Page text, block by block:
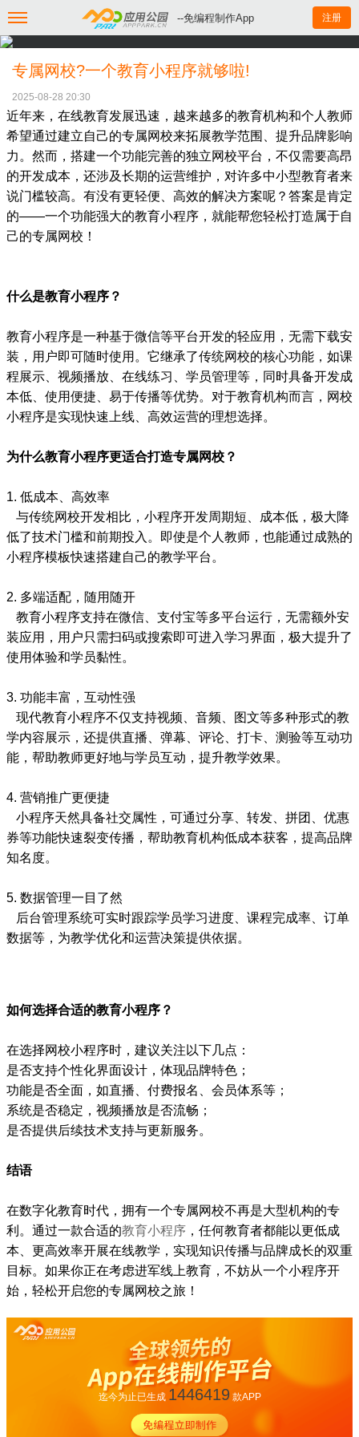
--免编程制作App 注册
专属网校?一个教育小程序就够啦!
2025-08-28 20:30
近年来，在线教育发展迅速，越来越多的教育机构和个人教师
希望通过建立自己的专属网校来拓展教学范围、提升品牌影响
力。然而，搭建一个功能完善的独立网校平台，不仅需要高昂
的开发成本，还涉及长期的运营维护，对许多中小型教育者来
说门槛较高。有没有更轻便、高效的解决方案呢？答案是肯定
的——一个功能强大的教育小程序，就能帮您轻松打造属于自
己的专属网校！
什么是教育小程序？
教育小程序是一种基于微信等平台开发的轻应用，无需下载安
装，用户即可随时使用。它继承了传统网校的核心功能，如课
程展示、视频播放、在线练习、学员管理等，同时具备开发成
本低、使用便捷、易于传播等优势。对于教育机构而言，网校
小程序是实现快速上线、高效运营的理想选择。
为什么教育小程序更适合打造专属网校？
1. 低成本、高效率
与传统网校开发相比，小程序开发周期短、成本低，极大降
低了技术门槛和前期投入。即使是个人教师，也能通过成熟的
小程序模板快速搭建自己的教学平台。
2. 多端适配，随用随开
教育小程序支持在微信、支付宝等多平台运行，无需额外安
装应用，用户只需扫码或搜索即可进入学习界面，极大提升了
使用体验和学员黏性。
3. 功能丰富，互动性强
现代教育小程序不仅支持视频、音频、图文等多种形式的教
学内容展示，还提供直播、弹幕、评论、打卡、测验等互动功
能，帮助教师更好地与学员互动，提升教学效果。
4. 营销推广更便捷
小程序天然具备社交属性，可通过分享、转发、拼团、优惠
券等功能快速裂变传播，帮助教育机构低成本获客，提高品牌
知名度。
5. 数据管理一目了然
后台管理系统可实时跟踪学员学习进度、课程完成率、订单
数据等，为教学优化和运营决策提供依据。
如何选择合适的教育小程序？
在选择网校小程序时，建议关注以下几点：
是否支持个性化界面设计，体现品牌特色；
功能是否全面，如直播、付费报名、会员体系等；
系统是否稳定，视频播放是否流畅；
是否提供后续技术支持与更新服务。
结语
在数字化教育时代，拥有一个专属网校不再是大型机构的专
利。通过一款合适的教育小程序 ，任何教育者都能以更低成
本、更高效率开展在线教学，实现知识传播与品牌成长的双重
目标。如果你正在考虑进军线上教育，不妨从一个小程序开
始，轻松开启您的专属网校之旅！
迄今为止已生成 1446419款APP